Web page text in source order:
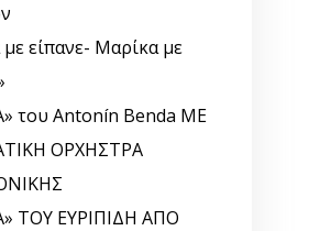
είπανε- Μαρίκα με
του Antonín Benda ΜΕ
ΟΡΧΗΣΤΡΑ
ΤΟΥ ΕΥΡΙΠΙΔΗ ΑΠΟ